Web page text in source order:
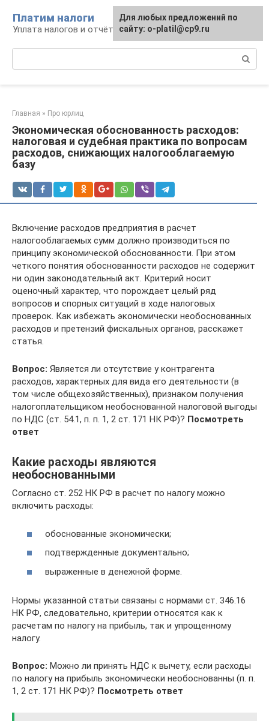
контенту
Платим налоги
Уплата налогов и отчётность
Главная » Про юрлиц
Экономическая обоснованность расходов:
налоговая и судебная практика по вопросам
расходов, снижающих налогооблагаемую
базу
Включение расходов предприятия в расчет
налогооблагаемых сумм должно производиться по
принципу экономической обоснованности. При этом
четкого понятия обоснованности расходов не содержит
ни один законодательный акт. Критерий носит
оценочный характер, что порождает целый ряд
вопросов и спорных ситуаций в ходе налоговых
проверок. Как избежать экономически необоснованных
расходов и претензий фискальных органов, расскажет
статья.
Вопрос: Является ли отсутствие у контрагента
расходов, характерных для вида его деятельности (в
том числе общехозяйственных), признаком получения
налогоплательщиком необоснованной налоговой выгоды
по НДС (ст. 54.1, п. п. 1, 2 ст. 171 НК РФ)? Посмотреть
ответ
Какие расходы являются
необоснованными
Согласно ст. 252 НК РФ в расчет по налогу можно
включить расходы:
обоснованные экономически;
подтвержденные документально;
выраженные в денежной форме.
Нормы указанной статьи связаны с нормами ст. 346.16
НК РФ, следовательно, критерии относятся как к
расчетам по налогу на прибыль, так и упрощенному
налогу.
Вопрос: Можно ли принять НДС к вычету, если расходы
по налогу на прибыль экономически необоснованны (п. п.
1, 2 ст. 171 НК РФ)? Посмотреть ответ
Для любых предложений по
сайту: o-platil@cp9.ru